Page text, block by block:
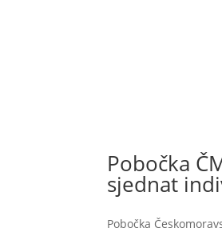
Pobočka
sjednat
Pobočka